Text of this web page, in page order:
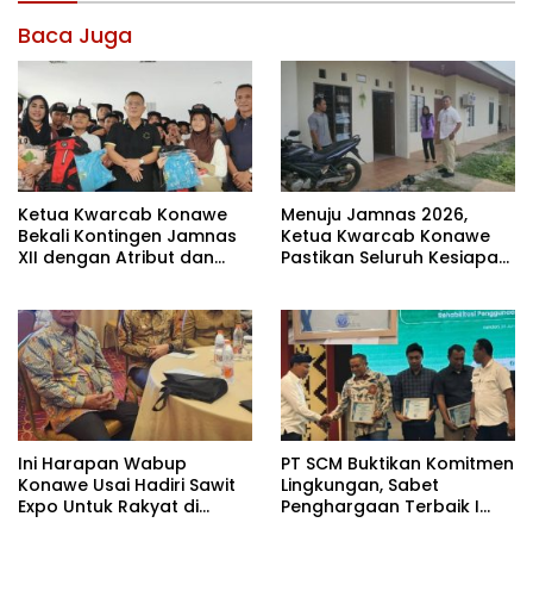
Baca Juga
Ketua Kwarcab Konawe
Bekali Kontingen Jamnas
XII dengan Atribut dan
Menuju Jamnas 2026,
Ketua Kwarcab Konawe
Pastikan Seluruh Kesiapan
Ini Harapan Wabup
Konawe Usai Hadiri Sawit
Expo Untuk Rakyat di
PT SCM Buktikan Komitmen
Lingkungan, Sabet
Penghargaan Terbaik I